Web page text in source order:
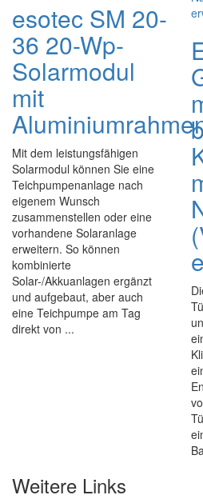
esotec SM 20-
36 20-Wp-
Solarmodul
mit
Mit dem leistungsfähigen
Solarmodul können Sie eine
Teichpumpenanlage nach
eigenem Wunsch
zusammenstellen oder eine
vorhandene Solaranlage
erweitern. So können
kombinierte
Solar-/Akkuanlagen ergänzt
und aufgebaut, aber auch
eine Teichpumpe am Tag
direkt von ...
Weitere Links